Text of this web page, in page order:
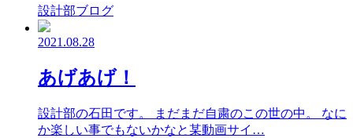
設計部ブログ
2021.08.28
あげあげ！
設計部の石田です。 まだまだ自粛のこの世の中。 なに
か楽しい事でもないかなと某動画サイ…